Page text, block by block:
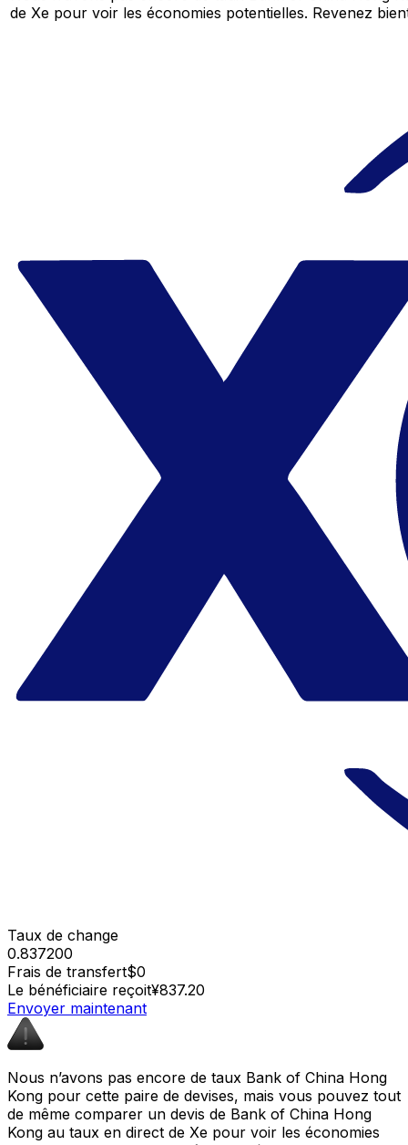
de Xe pour voir les économies potentielles. Revenez
Taux de change
0.837200
Frais de transfert$0
Le bénéficiaire reçoit¥837.20
Envoyer maintenant
Nous n’avons pas encore de taux Bank of China Hong
Kong pour cette paire de devises, mais vous pouvez tout
de même comparer un devis de Bank of China Hong
Kong au taux en direct de Xe pour voir les économies